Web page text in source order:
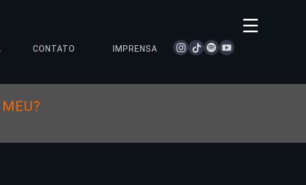
instagram
tiktokspotifyyoutube
CONTATO IMPRENSA